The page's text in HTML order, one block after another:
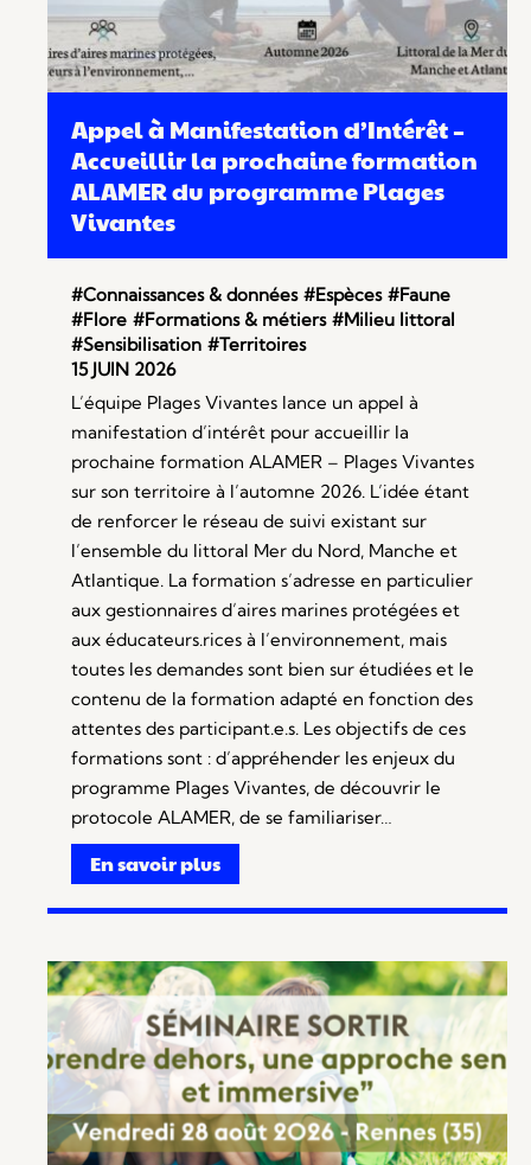
Appel à Manifestation d’Intérêt –
Accueillir la prochaine formation
ALAMER du programme Plages
Vivantes
#Connaissances & données #Espèces #Faune
#Flore #Formations & métiers #Milieu littoral
#Sensibilisation #Territoires
15 JUIN 2026
L’équipe Plages Vivantes lance un appel à
manifestation d’intérêt pour accueillir la
prochaine formation ALAMER – Plages Vivantes
sur son territoire à l’automne 2026. L’idée étant
de renforcer le réseau de suivi existant sur
l’ensemble du littoral Mer du Nord, Manche et
Atlantique. La formation s’adresse en particulier
aux gestionnaires d’aires marines protégées et
aux éducateurs.rices à l’environnement, mais
toutes les demandes sont bien sur étudiées et le
contenu de la formation adapté en fonction des
attentes des participant.e.s. Les objectifs de ces
formations sont : d’appréhender les enjeux du
programme Plages Vivantes, de découvrir le
protocole ALAMER, de se familiariser…
En savoir plus